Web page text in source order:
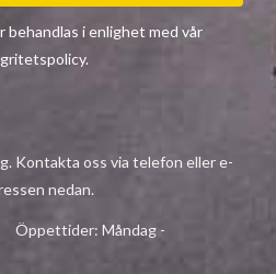
i enlighet med vår
.
Kontakta oss via telefon eller e-
nedan.
Måndag -